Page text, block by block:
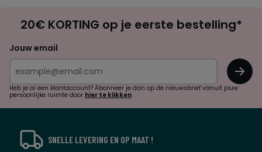
zoek
inspiratie
verrassingen?
20€ KORTING op je eerste bestelling*
Jouw email
OK
Heb je al een klantaccount? Abonneer je dan op de nieuwsbrief vanuit jouw
persoonlijke ruimte door hier te klikken
SNELLE LEVERING EN OP MAAT !